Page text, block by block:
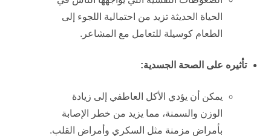
الحياة الحديثة تزيد من احتمالية اللجوء إلى
الطعام كوسيلة للتعامل مع المشاعر.
تأثيره على الصحة الجسدية:
يمكن أن يؤدي الأكل العاطفي إلى زيادة
الوزن والسمنة، مما يزيد من خطر الإصابة
بأمراض مزمنة مثل السكري وأمراض القلب.